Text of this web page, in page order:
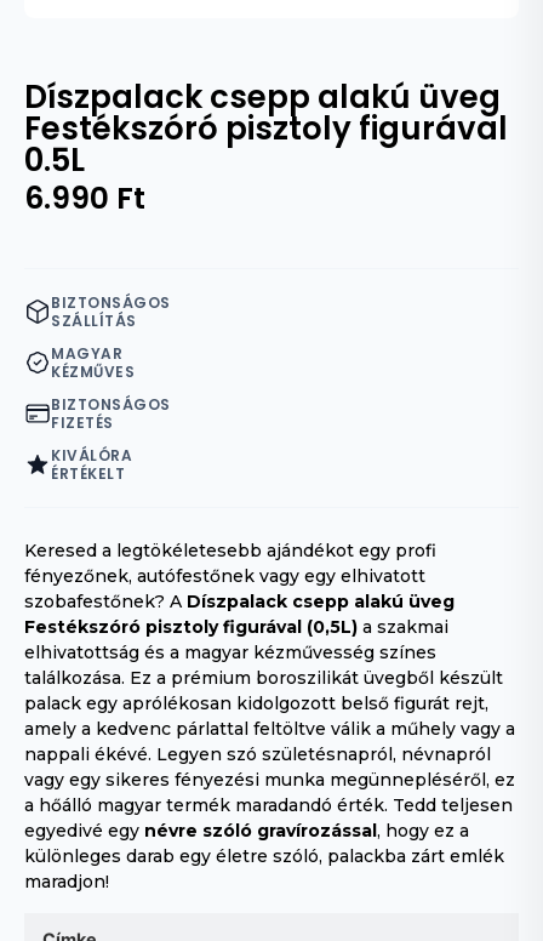
Díszpalack csepp alakú üveg
Festékszóró pisztoly figurával
0.5L
6.990 Ft
BIZTONSÁGOS
SZÁLLÍTÁS
MAGYAR
KÉZMŰVES
BIZTONSÁGOS
FIZETÉS
KIVÁLÓRA
ÉRTÉKELT
Keresed a legtökéletesebb ajándékot egy profi
fényezőnek, autófestőnek vagy egy elhivatott
szobafestőnek? A Díszpalack csepp alakú üveg
Festékszóró pisztoly figurával (0,5L) a szakmai
elhivatottság és a magyar kézművesség színes
találkozása. Ez a prémium boroszilikát üvegből készült
palack egy aprólékosan kidolgozott belső figurát rejt,
amely a kedvenc párlattal feltöltve válik a műhely vagy a
nappali ékévé. Legyen szó születésnapról, névnapról
vagy egy sikeres fényezési munka megünnepléséről, ez
a hőálló magyar termék maradandó érték. Tedd teljesen
egyedivé egy névre szóló gravírozással , hogy ez a
különleges darab egy életre szóló, palackba zárt emlék
maradjon!